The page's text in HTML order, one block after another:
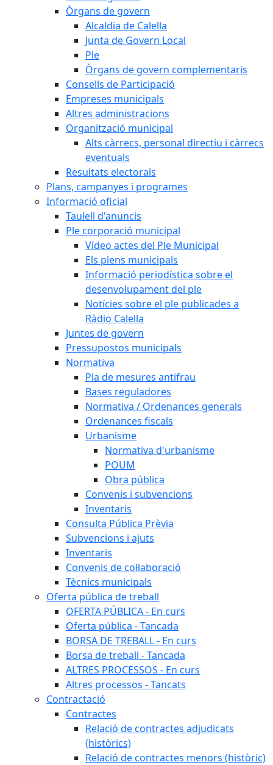
Òrgans de govern
Alcaldia de Calella
Junta de Govern Local
Ple
Òrgans de govern complementaris
Consells de Participació
Empreses municipals
Altres administracions
Organització municipal
Alts càrrecs, personal directiu i càrrecs
eventuals
Resultats electorals
Plans, campanyes i programes
Informació oficial
Taulell d'anuncis
Ple corporació municipal
Vídeo actes del Ple Municipal
Els plens municipals
Informació periodística sobre el
desenvolupament del ple
Notícies sobre el ple publicades a
Ràdio Calella
Juntes de govern
Pressupostos municipals
Normativa
Pla de mesures antifrau
Bases reguladores
Normativa / Ordenances generals
Ordenances fiscals
Urbanisme
Normativa d'urbanisme
POUM
Obra pública
Convenis i subvencions
Inventaris
Consulta Pública Prèvia
Subvencions i ajuts
Inventaris
Convenis de col·laboració
Tècnics municipals
Oferta pública de treball
OFERTA PÚBLICA - En curs
Oferta pública - Tancada
BORSA DE TREBALL - En curs
Borsa de treball - Tancada
ALTRES PROCESSOS - En curs
Altres processos - Tancats
Contractació
Contractes
Relació de contractes adjudicats
(històrics)
Relació de contractes menors (històric)